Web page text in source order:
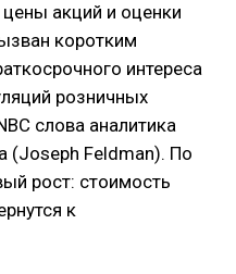
акций и оценки
коротким
интереса
розничных
слова аналитика
Feldman). По
рост: стоимость
к